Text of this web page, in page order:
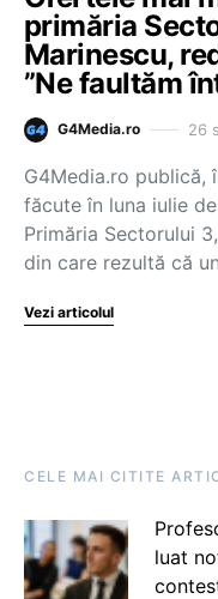
primăria
Marinescu,
”Ne faultăm
G4Media.ro 26
G4Media.ro publică,
făcute în luna iulie
Primăria Sectorului
din care rezultă că
Vezi articolul
CELE MAI CITITE
luat